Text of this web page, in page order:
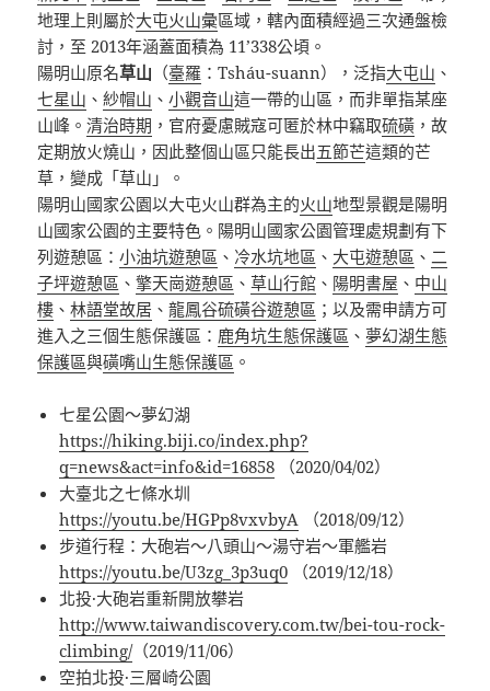
地理上則屬於大屯火山彙區域，轄內面積經過三次通盤檢
討，至 2013年涵蓋面積為 11’338公頃。
陽明山原名草山 （臺羅 ：Tsháu-suann），泛指大屯山 、
七星山 、紗帽山 、小觀音山這一帶的山區，而非單指某座
山峰。清治時期 ，官府憂慮賊寇可匿於林中竊取硫磺 ，故
定期放火燒山，因此整個山區只能長出五節芒這類的芒
草，變成「草山」。
陽明山國家公園以大屯火山群為主的火山地型景觀是陽明
山國家公園的主要特色。陽明山國家公園管理處規劃有下
列遊憩區：小油坑遊憩區 、 冷水坑地區 、 大屯遊憩區 、二
子坪遊憩區 、擎天崗遊憩區 、草山行館 、 陽明書屋 、 中山
樓 、林語堂故居 、龍鳳谷硫磺谷遊憩區 ；以及需申請方可
進入之三個生態保護區： 鹿角坑生態保護區 、 夢幻湖生態
保護區與磺嘴山生態保護區 。
七星公園～夢幻湖
https://hiking.biji.co/index.php?
q=news&act=info&id=16858 （2020/04/02）
大臺北之七條水圳
https://youtu.be/HGPp8vxvbyA （2018/09/12）
步道行程：大砲岩～八頭山～湯守岩～軍艦岩
https://youtu.be/U3zg_3p3uq0 （2019/12/18）
北投·大砲岩重新開放攀岩
http://www.taiwandiscovery.com.tw/bei-tou-rock-
climbing/（2019/11/06）
空拍北投·三層崎公園